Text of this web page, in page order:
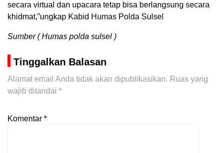
secara virtual dan upacara tetap bisa berlangsung secara
khidmat,”ungkap Kabid Humas Polda Sulsel
Sumber ( Humas polda sulsel )
Tinggalkan Balasan
Alamat email Anda tidak akan dipublikasikan. Ruas yang
wajib ditandai *
Komentar *